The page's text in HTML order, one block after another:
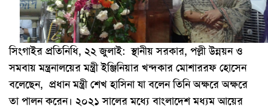
সিংগাইর প্রতিনিধি, ২২ জুলাই: স্থানীয় সরকার, পল্লী উন্নয়ন ও
সমবায় মন্ত্রনালয়ের মন্ত্রী ইঞ্জিনিয়ার খন্দকার মোশাররফ হোসেন
বলেছেন, প্রধান মন্ত্রী শেখ হাসিনা যা বলেন তিনি অক্ষরে অক্ষরে
তা পালন করেন। ২০২১ সালের মধ্যে বাংলাদেশ মধ্যম আয়ের